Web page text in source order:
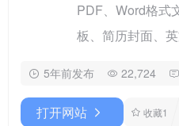
PDF、Word格式
板、简历封面、
5年前发布 22,724
打开网站 收藏1